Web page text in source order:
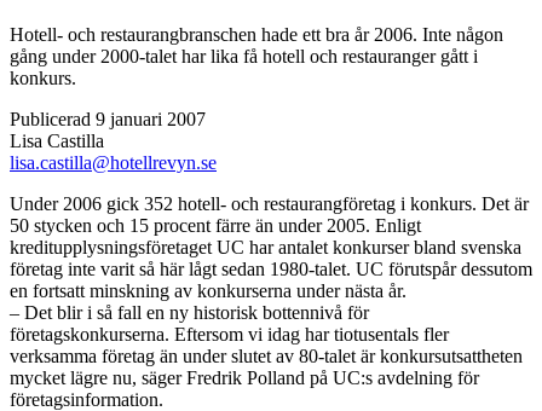
Hotell- och restaurangbranschen hade ett bra år 2006. Inte någon
gång under 2000-talet har lika få hotell och restauranger gått i
konkurs.
Publicerad 9 januari 2007
Lisa Castilla
lisa.castilla@hotellrevyn.se
Under 2006 gick 352 hotell- och restaurangföretag i konkurs. Det är
50 stycken och 15 procent färre än under 2005. Enligt
kreditupplysningsföretaget UC har antalet konkurser bland svenska
företag inte varit så här lågt sedan 1980-talet. UC förutspår dessutom
en fortsatt minskning av konkurserna under nästa år.
– Det blir i så fall en ny historisk bottennivå för
företagskonkurserna. Eftersom vi idag har tiotusentals fler
verksamma företag än under slutet av 80-talet är konkursutsattheten
mycket lägre nu, säger Fredrik Polland på UC:s avdelning för
företagsinformation.